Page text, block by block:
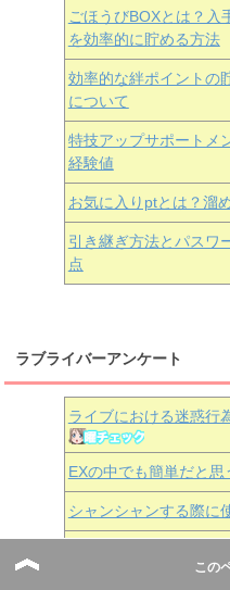
ごほうびBOXとは？入
を効率的に貯める方法
効率的な絆ポイントの
について
特技アップサポートメ
経験値
お気に入りptとは？溜
引き継ぎ方法とパスワ
点
ラブライバーアンケート
ライブにおける迷惑行
EXの中でも簡単だと思
シャンシャンする際に
この